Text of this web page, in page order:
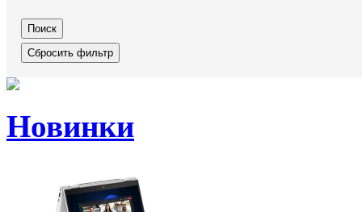
Новинки